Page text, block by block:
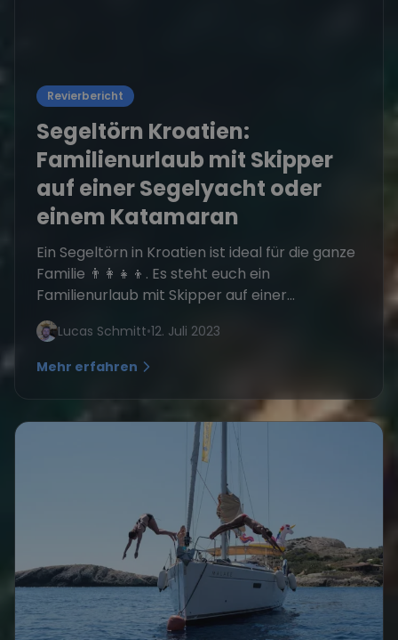
Revierbericht
Segeltörn Kroatien:
Familienurlaub mit Skipper
auf einer Segelyacht oder
einem Katamaran
Ein Segeltörn in Kroatien ist ideal für die ganze
Familie 👨‍👩‍👧‍👦. Es steht euch ein
Familienurlaub mit Skipper auf einer...
Lucas Schmitt•12. Juli 2023
Mehr erfahren